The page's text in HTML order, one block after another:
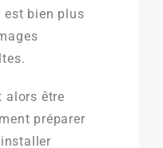
bien plus
alors être
préparer